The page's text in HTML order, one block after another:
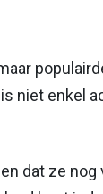
niet enkel
dat ze